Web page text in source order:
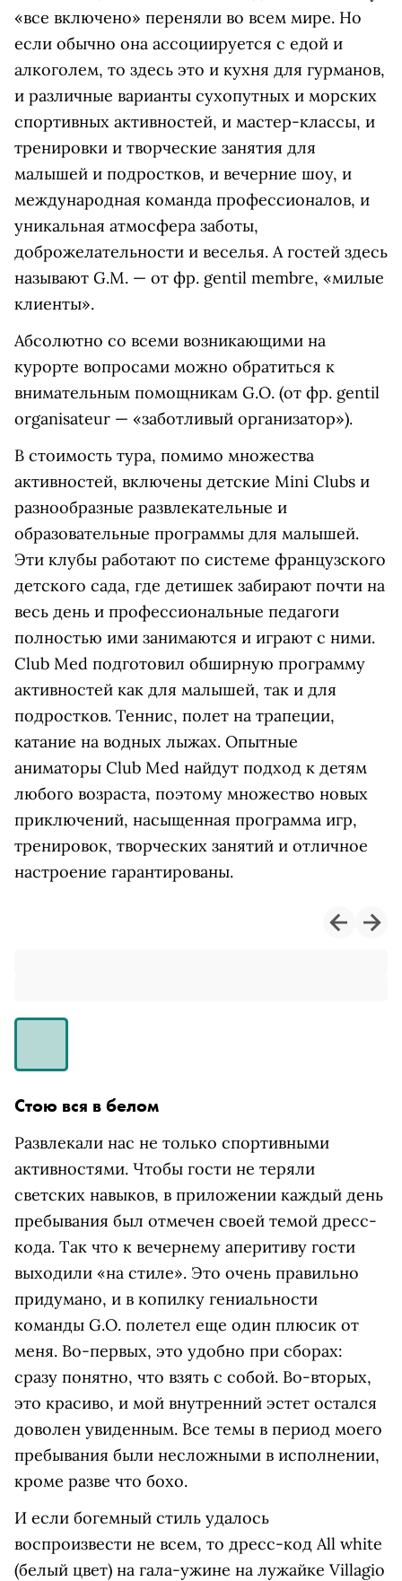
«все включено» переняли во всем мире. Но
если обычно она ассоциируется с едой и
алкоголем, то здесь это и кухня для гурманов,
и различные варианты сухопутных и морских
спортивных активностей, и мастер-классы, и
тренировки и творческие занятия для
малышей и подростков, и вечерние шоу, и
международная команда профессионалов, и
уникальная атмосфера заботы,
доброжелательности и веселья. А гостей здесь
называют G.M. — от фр. gentil membre, «милые
клиенты».
Абсолютно со всеми возникающими на
курорте вопросами можно обратиться к
внимательным помощникам G.O. (от фр. gentil
organisateur — «заботливый организатор»).
В стоимость тура, помимо множества
активностей, включены детские Mini Clubs и
разнообразные развлекательные и
образовательные программы для малышей.
Эти клубы работают по системе французского
детского сада, где детишек забирают почти на
весь день и профессиональные педагоги
полностью ими занимаются и играют с ними.
Club Med подготовил обширную программу
активностей как для малышей, так и для
подростков. Теннис, полет на трапеции,
катание на водных лыжах. Опытные
аниматоры Club Med найдут подход к детям
любого возраста, поэтому множество новых
приключений, насыщенная программа игр,
тренировок, творческих занятий и отличное
настроение гарантированы.
Стою вся в белом
Развлекали нас не только спортивными
активностями. Чтобы гости не теряли
светских навыков, в приложении каждый день
пребывания был отмечен своей темой дресс-
кода. Так что к вечернему аперитиву гости
выходили «на стиле». Это очень правильно
придумано, и в копилку гениальности
команды G.O. полетел еще один плюсик от
меня. Во-первых, это удобно при сборах:
сразу понятно, что взять с собой. Во-вторых,
это красиво, и мой внутренний эстет остался
доволен увиденным. Все темы в период моего
пребывания были несложными в исполнении,
кроме разве что бохо.
И если богемный стиль удалось
воспроизвести не всем, то дресс-код All white
(белый цвет) на гала-ужине на лужайке Villagio